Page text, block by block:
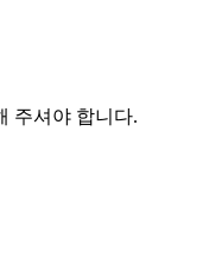
주셔야 합니다.